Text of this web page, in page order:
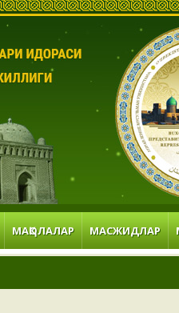
МАҚОЛАЛАР МАСЖИДЛАР